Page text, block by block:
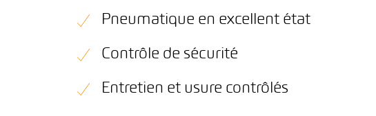
Pneumatique en excellent état
Contrôle de sécurité
Entretien et usure contrôlés